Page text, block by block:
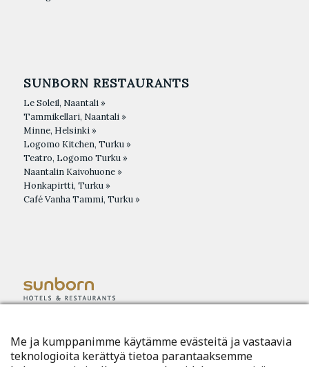
SUNBORN RESTAURANTS
Le Soleil, Naantali »
Tammikellari, Naantali »
Minne, Helsinki »
Logomo Kitchen, Turku »
Teatro, Logomo Turku »
Naantalin Kaivohuone »
Honkapirtti, Turku »
Café Vanha Tammi, Turku »
Me ja kumppanimme käytämme evästeitä ja vastaavia
teknologioita kerättyä tietoa parantaaksemme